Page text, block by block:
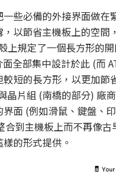
些必備的外接界面做在
以節省主機板上的空間
上規定了一個長方形的
全部集中設計於此 (而
短的長方形，以更加節
晶片組 (南橋的部分) 廠
面 (例如滑鼠、鍵盤、
合到主機板上而不再像古
的形式提供。